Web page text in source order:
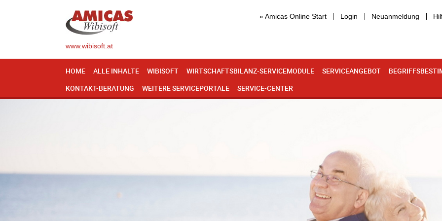
« Amicas Online Start Login Neuanmeldung
www.wibisoft.at
HOME ALLE INHALTE WIBISOFT WIRTSCHAFTSBILANZ-SERVICEMODULE SERVICEANGEBOT
KONTAKT-BERATUNG
WEITERE SERVICEPORTALE SERVICE-CENTER